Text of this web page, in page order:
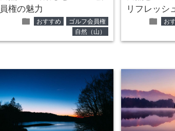
員権の魅力
folder おすすめ
ゴルフ会員権
自然（山）
リフレッシ
folder お